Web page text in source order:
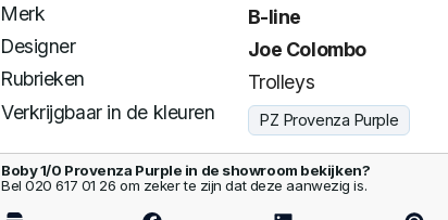
Merk
B-line
Designer
Joe Colombo
Rubrieken
Trolleys
Verkrijgbaar in de kleuren
PZ Provenza Purple
Boby 1/0 Provenza Purple in de showroom bekijken?
Bel 020 617 01 26 om zeker te zijn dat deze aanwezig is.